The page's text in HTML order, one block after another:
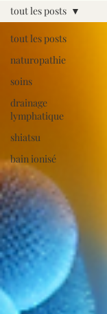
tout les posts
naturopathie
soins
drainage
lymphatique
shiatsu
bain ionisé
tout les posts